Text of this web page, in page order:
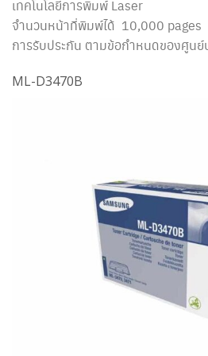
เทคโนโลยีการพิมพ์ Laser
จำนวนหน้าที่พิมพ์ได้ 10,000 pages
การรับประกัน ตามข้อกำหนดของศูนย์
ML-D3470B